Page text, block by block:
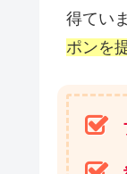
得てい
ポンを